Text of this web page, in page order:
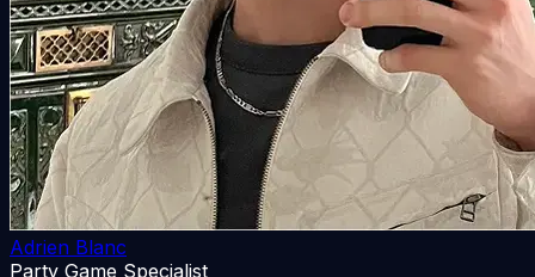
Adrien Blanc
Party Game Specialist